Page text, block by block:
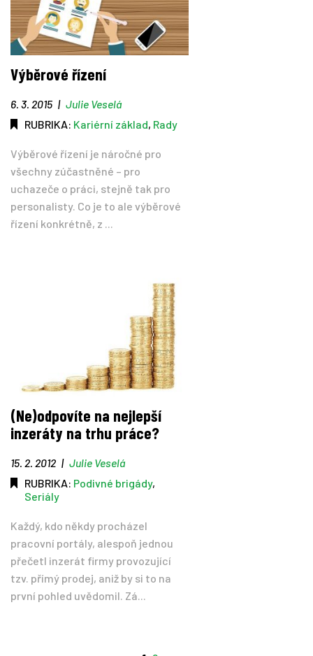
Výběrové řízení
6. 3. 2015 | Julie Veselá
RUBRIKA: Kariérní základ, Rady
Výběrové řízení je náročné pro
všechny zúčastněné – pro
uchazeče o práci, stejně tak pro
personalisty. Co je to ale výběrové
řízení konkrétně, z ...
(Ne)odpovíte na nejlepší
inzeráty na trhu práce?
15. 2. 2012 | Julie Veselá
RUBRIKA: Podivné brigády,
Seriály
Každý, kdo někdy procházel
pracovní portály, alespoň jednou
přečetl inzerát firmy provozující
tzv. přímý prodej, aniž by si to na
první pohled uvědomil. Zá...